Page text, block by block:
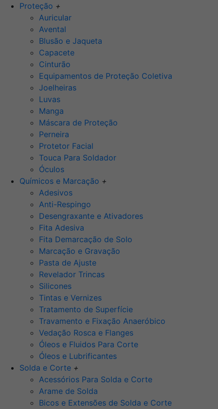
Proteção +
Auricular
Avental
Blusão e Jaqueta
Capacete
Cinturão
Equipamentos de Proteção Coletiva
Joelheiras
Luvas
Manga
Máscara de Proteção
Perneira
Protetor Facial
Touca Para Soldador
Óculos
Químicos e Marcação +
Adesivos
Anti-Respingo
Desengraxante e Ativadores
Fita Adesiva
Fita Demarcação de Solo
Marcação e Gravação
Pasta de Ajuste
Revelador Trincas
Silicones
Tintas e Vernizes
Tratamento de Superfície
Travamento e Fixação Anaeróbico
Vedação Rosca e Flanges
Óleos e Fluidos Para Corte
Óleos e Lubrificantes
Solda e Corte +
Acessórios Para Solda e Corte
Arame de Solda
Bicos e Extensões de Solda e Corte